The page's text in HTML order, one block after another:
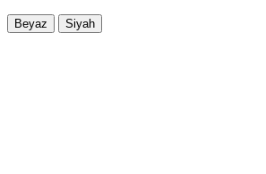
Beyaz Siyah